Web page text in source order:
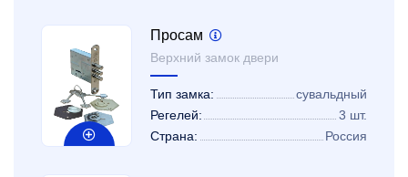
Просам
Верхний замок двери
Тип замка:
сувальдный
Регелей:
3 шт.
Страна:
Россия